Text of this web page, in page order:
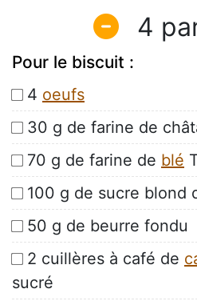
4
Pour le biscuit :
4 oeufs
30 g de farine de
70 g de farine de blé
100 g de sucre blond
50 g de beurre fondu
2 cuillères à café de
sucré